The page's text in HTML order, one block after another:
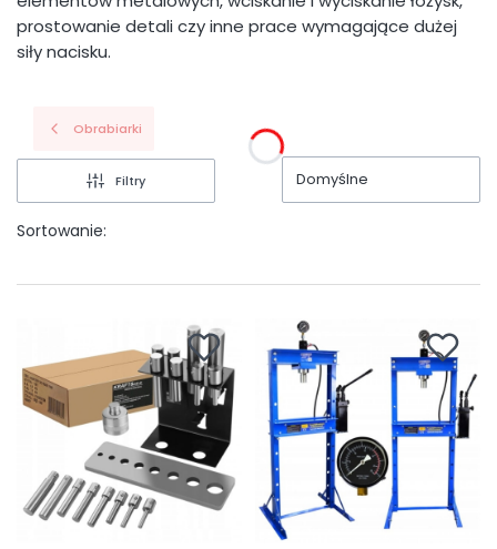
prostowanie detali czy inne prace wymagające dużej
siły nacisku.
Obrabiarki
Filtry
Sortowanie:
Domyślne